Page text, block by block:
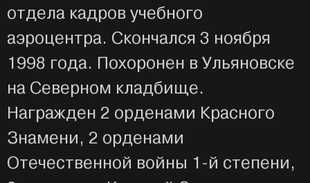
отдела кадров учебного
аэроцентра. Скончался 3 ноября
1998 года. Похоронен в Ульяновске
на Северном кладбище.
Награжден 2 орденами Красного
Знамени, 2 орденами
Отечественной войны 1-й степени,